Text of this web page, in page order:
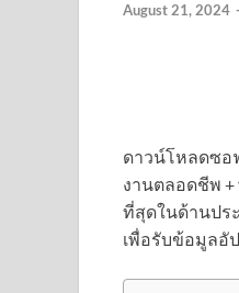
August 21, 2024 -
ดาวน์โหลดซอ
งานตลอดชีพ
ที่สุดในด้านปร
เพื่อรับข้อมูลอั